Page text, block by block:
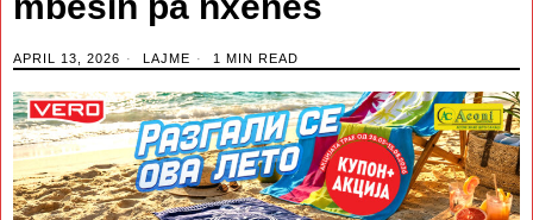
APRIL 13, 2026 LAJME 1 MIN READ